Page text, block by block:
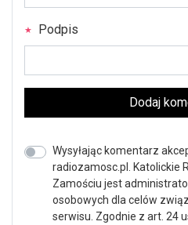
Podpis
Dodaj
Wysyłając komentarz
radiozamosc.pl. Katolickie
Zamościu jest
osobowych dla celów
serwisu. Zgodnie z art. 24